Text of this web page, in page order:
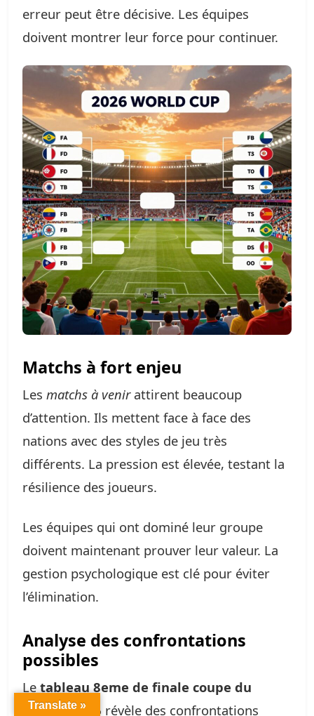
erreur peut être décisive. Les équipes
doivent montrer leur force pour continuer.
Matchs à fort enjeu
Les matchs à venirattirent beaucoup
d’attention. Ils mettent face à face des
nations avec des styles de jeu très
différents. La pression est élevée, testant la
résilience des joueurs.
Les équipes qui ont dominé leur groupe
doivent maintenant prouver leur valeur. La
gestion psychologique est clé pour éviter
l’élimination.
Analyse des confrontations
possibles
Letableau 8eme de finale coupe du
monde 2026 révèle des confrontations
Translate »